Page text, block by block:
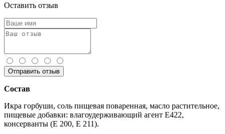
Оставить отзыв
Отправить отзыв
Состав
Икра горбуши, соль пищевая поваренная, масло растительное,
пищевые добавки: влагоудерживающий агент Е422,
консерванты (Е 200, Е 211).